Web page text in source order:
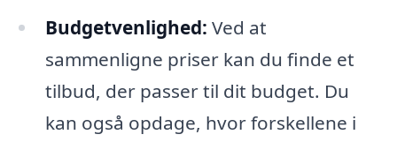
Budgetvenlighed: Ved at
sammenligne priser kan du finde et
tilbud, der passer til dit budget. Du
kan også opdage, hvor forskellene i